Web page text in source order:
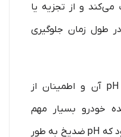
و از تجزیه یا
طول زمان جلوگیری
در انتخاب ضدیخ، توجه به pH آن و اطمینان از
خودرو بسیار مهم
است. همچنین، توصیه می‌شود که pH ضدیخ به طور